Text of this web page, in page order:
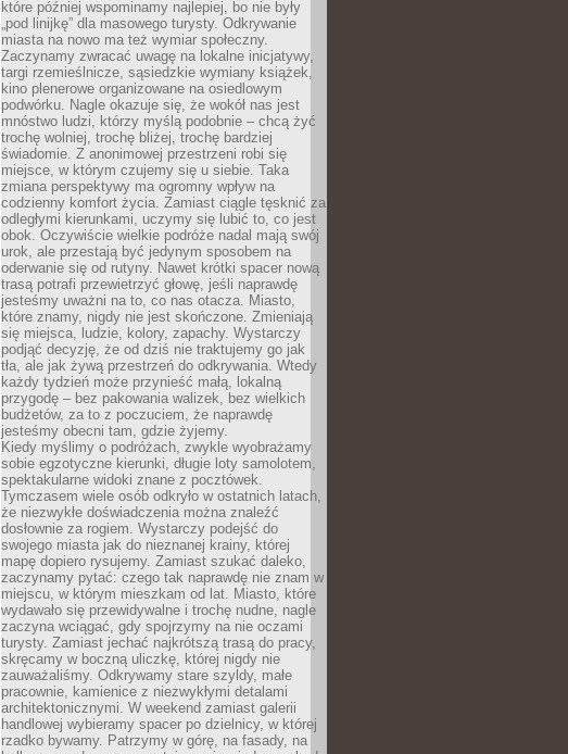
które później wspominamy najlepiej, bo nie były
„pod linijkę” dla masowego turysty. Odkrywanie
miasta na nowo ma też wymiar społeczny.
Zaczynamy zwracać uwagę na lokalne inicjatywy,
targi rzemieślnicze, sąsiedzkie wymiany książek,
kino plenerowe organizowane na osiedlowym
podwórku. Nagle okazuje się, że wokół nas jest
mnóstwo ludzi, którzy myślą podobnie – chcą żyć
trochę wolniej, trochę bliżej, trochę bardziej
świadomie. Z anonimowej przestrzeni robi się
miejsce, w którym czujemy się u siebie. Taka
zmiana perspektywy ma ogromny wpływ na
codzienny komfort życia. Zamiast ciągle tęsknić za
odległymi kierunkami, uczymy się lubić to, co jest
obok. Oczywiście wielkie podróże nadal mają swój
urok, ale przestają być jedynym sposobem na
oderwanie się od rutyny. Nawet krótki spacer nową
trasą potrafi przewietrzyć głowę, jeśli naprawdę
jesteśmy uważni na to, co nas otacza. Miasto,
które znamy, nigdy nie jest skończone. Zmieniają
się miejsca, ludzie, kolory, zapachy. Wystarczy
podjąć decyzję, że od dziś nie traktujemy go jak
tła, ale jak żywą przestrzeń do odkrywania. Wtedy
każdy tydzień może przynieść małą, lokalną
przygodę – bez pakowania walizek, bez wielkich
budżetów, za to z poczuciem, że naprawdę
jesteśmy obecni tam, gdzie żyjemy.
Kiedy myślimy o podróżach, zwykle wyobrażamy
sobie egzotyczne kierunki, długie loty samolotem,
spektakularne widoki znane z pocztówek.
Tymczasem wiele osób odkryło w ostatnich latach,
że niezwykłe doświadczenia można znaleźć
dosłownie za rogiem. Wystarczy podejść do
swojego miasta jak do nieznanej krainy, której
mapę dopiero rysujemy. Zamiast szukać daleko,
zaczynamy pytać: czego tak naprawdę nie znam w
miejscu, w którym mieszkam od lat. Miasto, które
wydawało się przewidywalne i trochę nudne, nagle
zaczyna wciągać, gdy spojrzymy na nie oczami
turysty. Zamiast jechać najkrótszą trasą do pracy,
skręcamy w boczną uliczkę, której nigdy nie
zauważaliśmy. Odkrywamy stare szyldy, małe
pracownie, kamienice z niezwykłymi detalami
architektonicznymi. W weekend zamiast galerii
handlowej wybieramy spacer po dzielnicy, w której
rzadko bywamy. Patrzymy w górę, na fasady, na